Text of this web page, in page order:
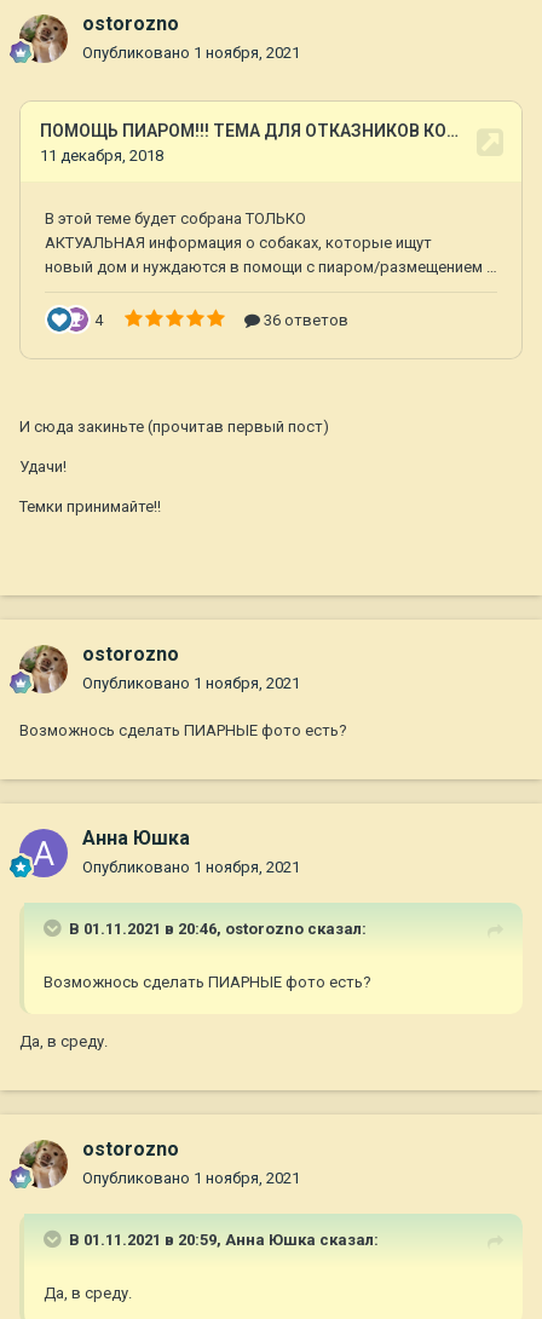
ostorozno
Опубликовано 1 ноября, 2021
И сюда закиньте (прочитав первый пост)
Удачи!
Темки принимайте!!
ostorozno
Опубликовано 1 ноября, 2021
Возможнось сделать ПИАРНЫЕ фото есть?
Анна Юшка
Опубликовано 1 ноября, 2021
В 01.11.2021 в 20:46, ostorozno сказал:
Возможнось сделать ПИАРНЫЕ фото есть?
Да, в среду.
ostorozno
Опубликовано 1 ноября, 2021
В 01.11.2021 в 20:59, Анна Юшка сказал:
Да, в среду.